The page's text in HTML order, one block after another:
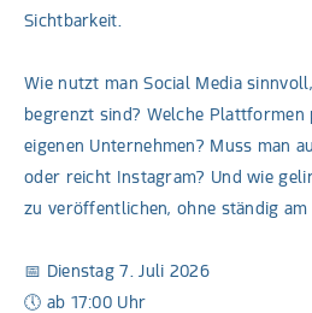
Sichtbarkeit.
Wie nutzt man Social Media
begrenzt sind? Welche Plattformen
eigenen Unternehmen? Muss man
oder reicht Instagram? Und wie
zu veröffentlichen, ohne ständig am
📅 Dienstag 7. Juli 2026
🕔 ab 17:00 Uhr